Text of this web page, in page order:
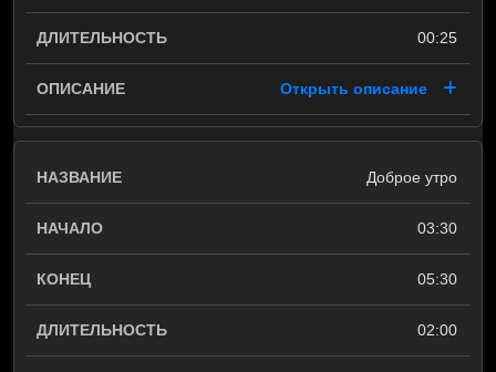
00:25
Открыть описание
Доброе утро
03:30
05:30
02:00